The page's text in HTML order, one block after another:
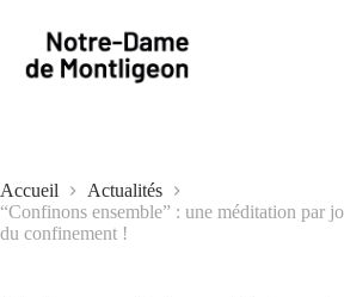
contenu
Accueil
Actualités
“Confinons ensemble” : une méditation par
du confinement !